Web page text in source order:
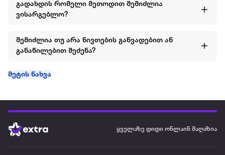
გადახდის რომელი მეთოდით შემიძლია
ვისარგებლო?
შემიძლია თუ არა ნივთების განვადებით ან
განაწილებით შეძენა?
მეტის ნახვა
ყველაზე დიდი ონლაინ მაღაზია